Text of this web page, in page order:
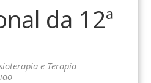
da 12ª
e Terapia